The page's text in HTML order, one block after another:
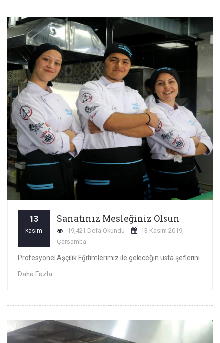
13
Kasım
Sanatınız Mesleğiniz Olsun
19,421 Defa Okundu
13 Kasım 2019,
Çarşamba
Profesyonel Aşçılık Eğitimlerimiz ile geleceğin usta şeflerini yetiştiriyoruz. Sanatınız Mesleğiniz Olsun.
Daha Fazla